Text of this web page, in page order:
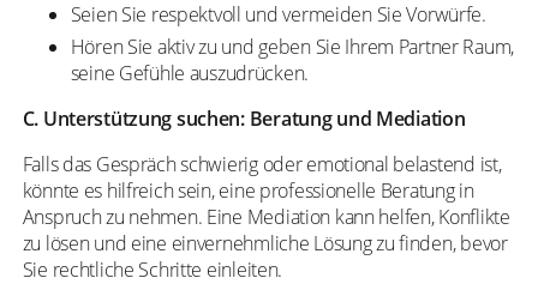
Seien Sie respektvoll und vermeiden Sie Vorwürfe.
Hören Sie aktiv zu und geben Sie Ihrem Partner Raum,
seine Gefühle auszudrücken.
C. Unterstützung suchen: Beratung und Mediation
Falls das Gespräch schwierig oder emotional belastend ist,
könnte es hilfreich sein, eine professionelle Beratung in
Anspruch zu nehmen. Eine Mediation kann helfen, Konflikte
zu lösen und eine einvernehmliche Lösung zu finden, bevor
Sie rechtliche Schritte einleiten.